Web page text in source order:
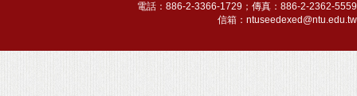
電話：886-2-3366-1729；傳真：886-2-2362-5559
信箱：ntuseedexed@ntu.edu.tw